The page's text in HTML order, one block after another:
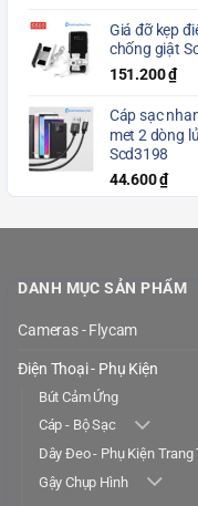
Giá đỡ kẹp
chống giật
151.200₫
Cáp sạc
met 2 dòng
Scd3198
44.600₫
DANH MỤC SẢN PHẨM
Cameras - Flycam
Điện Thoại - Phụ Kiện
Bút Cảm Ứng
Cáp - Bộ Sạc
Dây Đeo - Phụ Kiện Trang
Gậy Chụp Hình